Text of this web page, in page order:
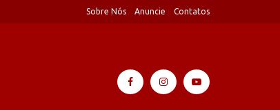
Sobre Nós Anuncie Contatos